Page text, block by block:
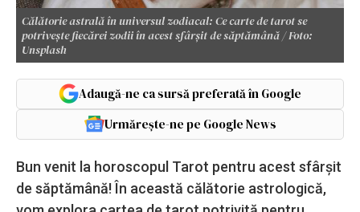
Călătorie astrală în universul zodiacal: Ce carte de tarot se
potrivește fiecărei zodii în acest sfârșit de săptămână / Foto:
Unsplash
Adaugă-ne ca sursă preferată în Google
Urmărește-ne pe Google News
Bun venit la horoscopul Tarot pentru acest sfârșit
de săptămână! În această călătorie astrologică,